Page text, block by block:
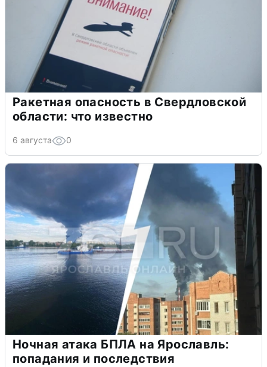
Ракетная опасность в Свердловской
области: что известно
6 августа 0
Ночная атака БПЛА на Ярославль:
попадания и последствия